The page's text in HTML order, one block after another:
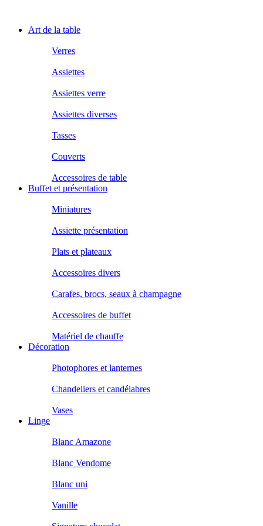
Art de la table
Verres
Assiettes
Assiettes verre
Assiettes diverses
Tasses
Couverts
Accessoires de table
Buffet et présentation
Miniatures
Assiette présentation
Plats et plateaux
Accessoires divers
Carafes, brocs, seaux à champagne
Accessoires de buffet
Matériel de chauffe
Décoration
Photophores et lanternes
Chandeliers et candélabres
Vases
Linge
Blanc Amazone
Blanc Vendome
Blanc uni
Vanille